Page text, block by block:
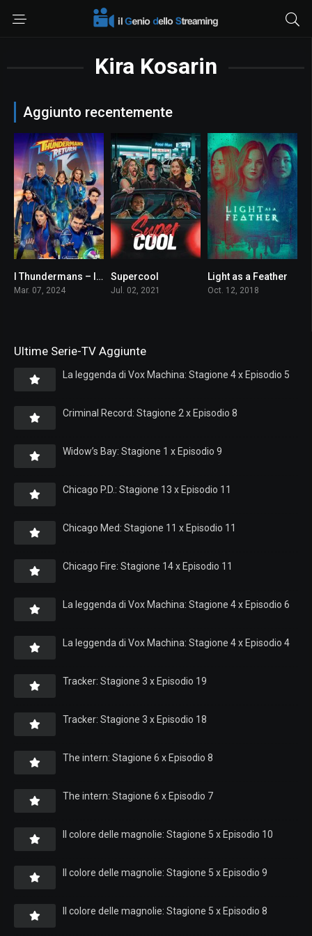
Kira Kosarin
Aggiunto recentemente
0I Thundermans – Il Ritorno
Mar. 07, 2024
Supercool
Jul. 02, 2021
8.6
Light as a Feather
Oct. 12, 2018
Ultime Serie-TV Aggiunte
La leggenda di Vox Machina: Stagione 4 x Episodio 5
Criminal Record: Stagione 2 x Episodio 8
Widow’s Bay: Stagione 1 x Episodio 9
Chicago P.D.: Stagione 13 x Episodio 11
Chicago Med: Stagione 11 x Episodio 11
Chicago Fire: Stagione 14 x Episodio 11
La leggenda di Vox Machina: Stagione 4 x Episodio 6
La leggenda di Vox Machina: Stagione 4 x Episodio 4
Tracker: Stagione 3 x Episodio 19
Tracker: Stagione 3 x Episodio 18
The intern: Stagione 6 x Episodio 8
The intern: Stagione 6 x Episodio 7
Il colore delle magnolie: Stagione 5 x Episodio 10
Il colore delle magnolie: Stagione 5 x Episodio 9
Il colore delle magnolie: Stagione 5 x Episodio 8